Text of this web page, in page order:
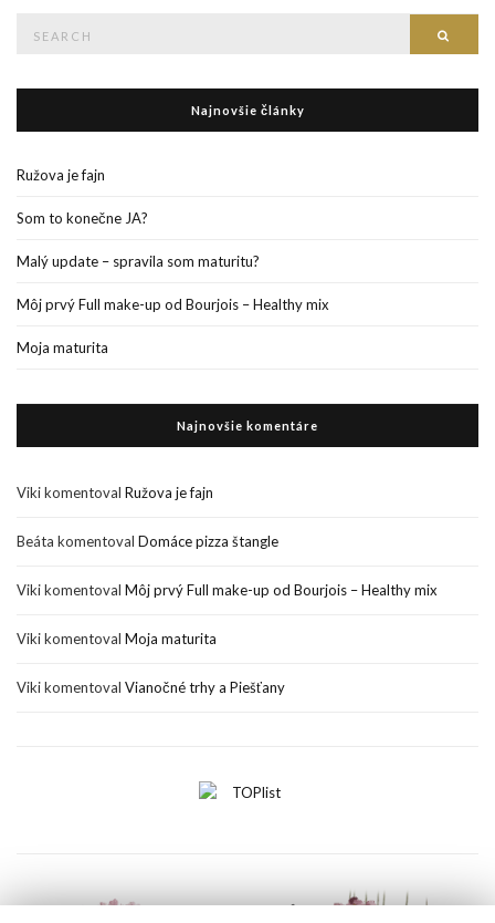
Najnovšie články
Ružova je fajn
Som to konečne JA?
Malý update – spravila som maturitu?
Môj prvý Full make-up od Bourjois – Healthy mix
Moja maturita
Najnovšie komentáre
Vikikomentoval Ružova je fajn
Beáta komentoval Domáce pizza štangle
Vikikomentoval Môj prvý Full make-up od Bourjois – Healthy mix
Vikikomentoval Moja maturita
Vikikomentoval Vianočné trhy a Piešťany